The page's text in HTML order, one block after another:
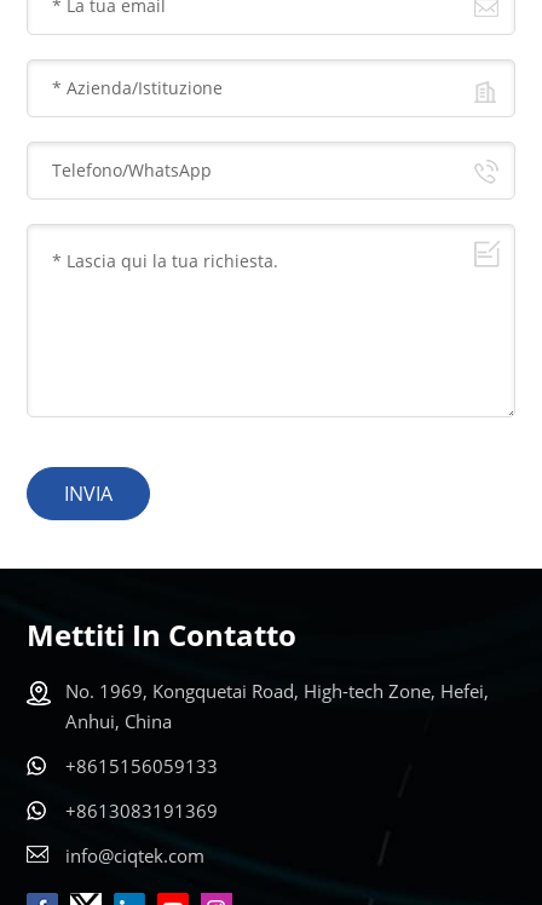
INVIA
Mettiti In Contatto
No. 1969, Kongquetai Road, High-tech Zone, Hefei,
Anhui, China
+8615156059133
+8613083191369
info@ciqtek.com